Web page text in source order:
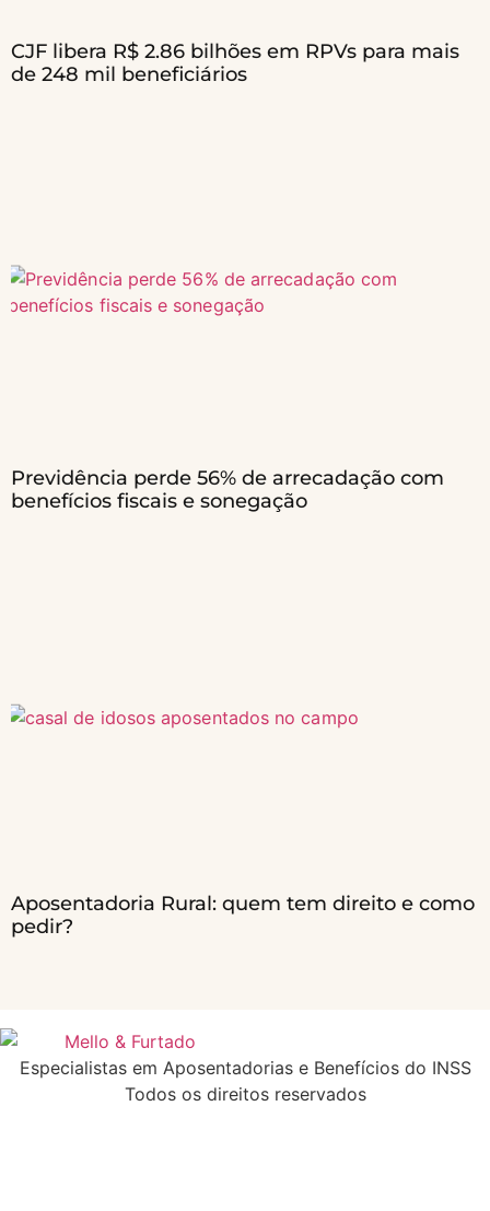
CJF libera R$ 2.86 bilhões em RPVs para mais
de 248 mil beneficiários
Previdência perde 56% de arrecadação com
benefícios fiscais e sonegação
Aposentadoria Rural: quem tem direito e como
pedir?
Especialistas em Aposentadorias e Benefícios do INSS
Todos os direitos reservados